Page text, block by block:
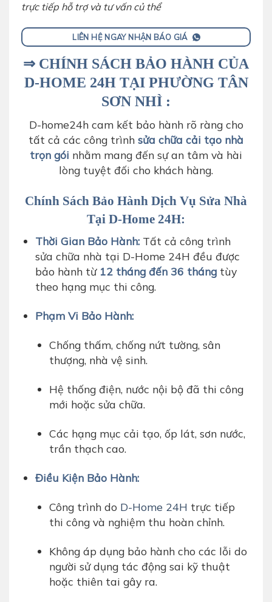
trực tiếp hỗ trợ và tư vấn củ thể
LIÊN HỆ NGAY NHẬN BÁO GIÁ
⇒ CHÍNH SÁCH BẢO HÀNH CỦA
D-HOME 24H TẠI PHƯỜNG TÂN
SƠN NHÌ :
D-home24h cam kết bảo hành rõ ràng cho
tất cả các công trình sửa chữa cải tạo nhà
trọn gói nhằm mang đến sự an tâm và hài
lòng tuyệt đối cho khách hàng.
Chính Sách Bảo Hành Dịch Vụ Sửa Nhà
Tại D-Home 24H:
Thời Gian Bảo Hành: Tất cả công trình
sửa chữa nhà tại D-Home 24H đều được
bảo hành từ 12 tháng đến 36 thángtùy
theo hạng mục thi công.
Phạm Vi Bảo Hành:
Chống thấm, chống nứt tường, sân
thượng, nhà vệ sinh.
Hệ thống điện, nước nội bộ đã thi công
mới hoặc sửa chữa.
Các hạng mục cải tạo, ốp lát, sơn nước,
trần thạch cao.
Điều Kiện Bảo Hành:
Công trình do D-Home 24H trực tiếp
thi công và nghiệm thu hoàn chỉnh.
Không áp dụng bảo hành cho các lỗi do
người sử dụng tác động sai kỹ thuật
hoặc thiên tai gây ra.